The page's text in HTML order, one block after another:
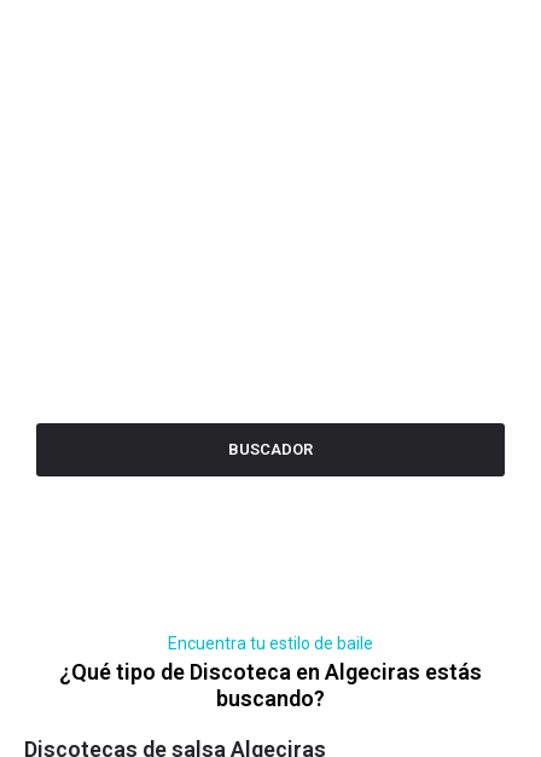
BUSCADOR
Encuentra tu estilo de baile
¿Qué tipo de Discoteca en Algeciras estás
buscando?
Discotecas de salsa Algeciras